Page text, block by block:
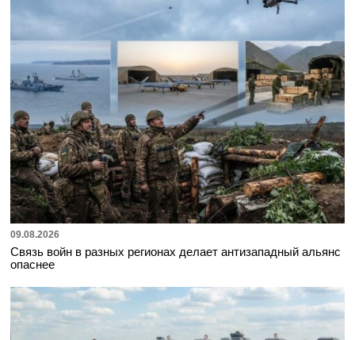
09.08.2026
Связь войн в разных регионах делает антизападный альянс
опаснее